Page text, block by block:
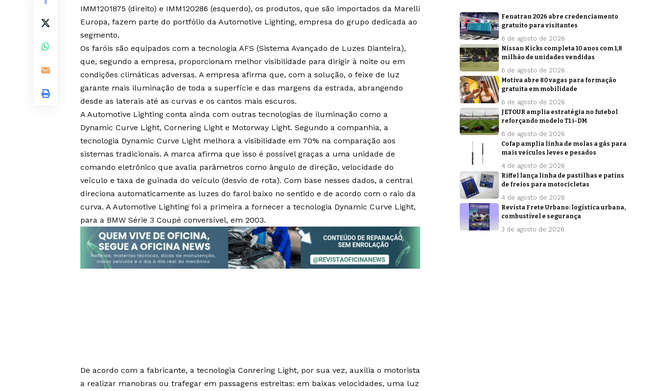
IMM1201875 (direito) e IMM120286 (esquerdo), os produtos, que são importados da Marelli
Europa, fazem parte do portfólio da Automotive Lighting, empresa do grupo dedicada ao
segmento.
Os faróis são equipados com a tecnologia AFS (Sistema Avançado de Luzes Dianteira),
que, segundo a empresa, proporcionam melhor visibilidade para dirigir à noite ou em
condições climáticas adversas. A empresa afirma que, com a solução, o feixe de luz
garante mais iluminação de toda a superfície e das margens da estrada, abrangendo
desde as laterais até as curvas e os cantos mais escuros.
A Automotive Lighting conta ainda com outras tecnologias de iluminação como a
Dynamic Curve Light, Cornering Light e Motorway Light. Segundo a companhia, a
tecnologia Dynamic Curve Light melhora a visibilidade em 70% na comparação aos
sistemas tradicionais. A marca afirma que isso é possível graças a uma unidade de
comando eletrônico que avalia parâmetros como ângulo de direção, velocidade do
veículo e taxa de guinada do veículo (desvio de rota). Com base nesses dados, a central
direciona automaticamente as luzes do farol baixo no sentido e de acordo com o raio da
curva. A Automotive Lighting foi a primeira a fornecer a tecnologia Dynamic Curve Light,
para a BMW Série 3 Coupé conversível, em 2003.
De acordo com a fabricante, a tecnologia Conrering Light, por sua vez, auxilia o motorista
a realizar manobras ou trafegar em passagens estreitas: em baixas velocidades, uma luz
Fenatran 2026 abre credenciamento
gratuito para visitantes
6 de agosto de 2026
Nissan Kicks completa 10 anos com 1,8
milhão de unidades vendidas
6 de agosto de 2026
Motiva abre 80 vagas para formação
gratuita em mobilidade
6 de agosto de 2026
JETOUR amplia estratégia no futebol
reforçando modelo T1 i-DM
6 de agosto de 2026
Cofap amplia linha de molas a gás para
mais veículos leves e pesados
4 de agosto de 2026
Riffel lança linha de pastilhas e patins
de freios para motocicletas
4 de agosto de 2026
Revista Frete Urbano: logística urbana,
combustível e segurança
3 de agosto de 2026